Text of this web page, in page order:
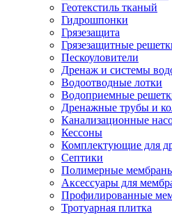
Геотекстиль тканый
Гидрошпонки
Грязезащита
Грязезащитные
Пескоуловители
Дренаж и системы
Водоотводные лотки
Водоприемные
Дренажные трубы и
Канализационные
Кессоны
Комплектующие для
Септики
Полимерные
Аксессуары для
Профилированные
Тротуарная плитка